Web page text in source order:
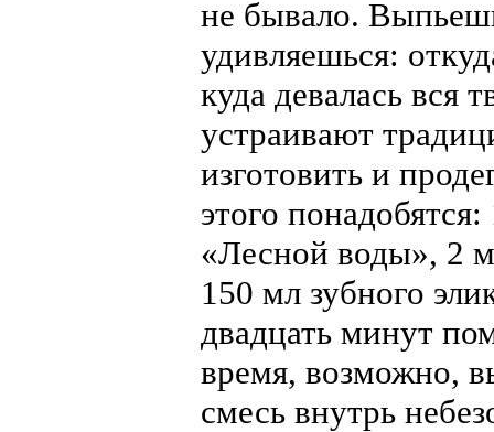
не бывало.
удивляешься:
куда девалась вся
устраивают
изготовить и
этого
«Лесной воды», 2
150 мл зубного
двадцать минут
время, возможно,
смесь внутрь